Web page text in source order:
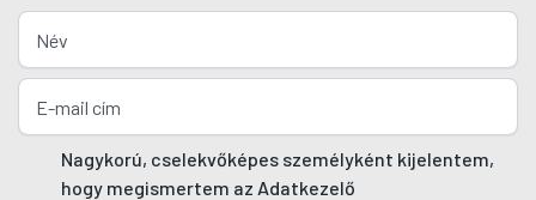
Nagykorú, cselekvőképes személyként kijelentem,
hogy megismertem az Adatkezelő